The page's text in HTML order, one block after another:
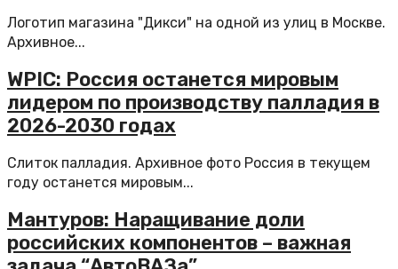
Логотип магазина "Дикси" на одной из улиц в Москве.
Архивное...
WPIC: Россия останется мировым
лидером по производству палладия в
2026-2030 годах
Слиток палладия. Архивное фото Россия в текущем
году останется мировым...
Мантуров: Наращивание доли
российских компонентов – важная